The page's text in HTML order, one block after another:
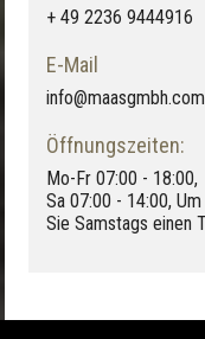
+ 49 2236 9444916
E-Mail
info@maasgmbh.com
Öffnungszeiten:
Mo-Fr 07:00 - 18:00,
Sa 07:00 - 14:00,
Sie Samstags einen